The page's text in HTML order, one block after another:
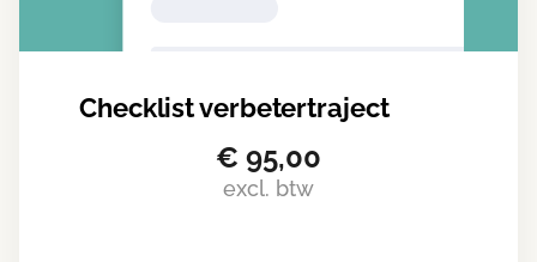
Checklist verbetertraject
€ 95,00
excl. btw